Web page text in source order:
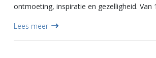
ontmoeting, inspiratie en gezelligheid. Van
Dag op het...
Lees meer